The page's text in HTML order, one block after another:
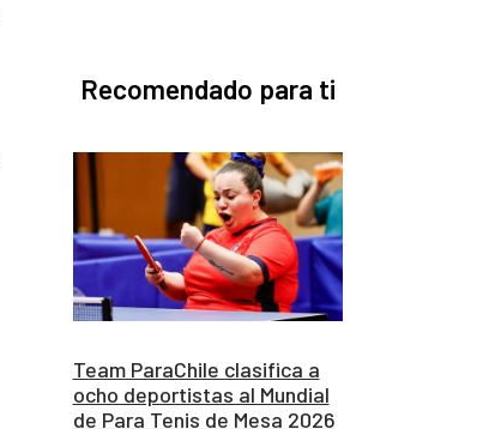
Recomendado para ti
Team ParaChile clasifica a
ocho deportistas al Mundial
de Para Tenis de Mesa 2026